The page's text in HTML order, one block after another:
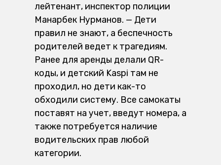
лейтенант, инспектор полиции
Манарбек Нурманов. — Дети
правил не знают, а беспечность
родителей ведет к трагедиям.
Ранее для аренды делали QR-
коды, и детский Kaspi там не
проходил, но дети как-то
обходили систему. Все самокаты
поставят на учет, введут номера, а
также потребуется наличие
водительских прав любой
категории.